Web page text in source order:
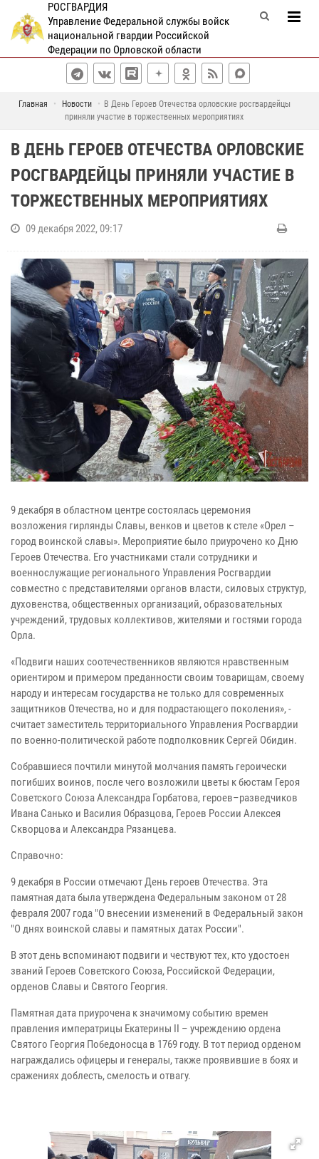
РОСГВАРДИЯ
Управление Федеральной службы войск
национальной гвардии Российской
Федерации по Орловской области
Главная Новости
В День Героев Отечества орловские росгвардейцы
приняли участие в торжественных мероприятиях
В ДЕНЬ ГЕРОЕВ ОТЕЧЕСТВА ОРЛОВСКИЕ
РОСГВАРДЕЙЦЫ ПРИНЯЛИ УЧАСТИЕ В
ТОРЖЕСТВЕННЫХ МЕРОПРИЯТИЯХ
09 декабря 2022, 09:17
9 декабря в областном центре состоялась церемония
возложения гирлянды Славы, венков и цветов к стеле «Орел –
город воинской славы». Мероприятие было приурочено ко Дню
Героев Отечества. Его участниками стали сотрудники и
военнослужащие регионального Управления Росгвардии
совместно с представителями органов власти, силовых структур,
духовенства, общественных организаций, образовательных
учреждений, трудовых коллективов, жителями и гостями города
Орла.
«Подвиги наших соотечественников являются нравственным
ориентиром и примером преданности своим товарищам, своему
народу и интересам государства не только для современных
защитников Отечества, но и для подрастающего поколения», -
считает заместитель территориального Управления Росгвардии
по военно-политической работе подполковник Сергей Обидин.
Собравшиеся почтили минутой молчания память героически
погибших воинов, после чего возложили цветы к бюстам Героя
Советского Союза Александра Горбатова, героев–разведчиков
Ивана Санько и Василия Образцова, Героев России Алексея
Скворцова и Александра Рязанцева.
Справочно:
9 декабря в России отмечают День героев Отечества. Эта
памятная дата была утверждена Федеральным законом от 28
февраля 2007 года "О внесении изменений в Федеральный закон
"О днях воинской славы и памятных датах России".
В этот день вспоминают подвиги и чествуют тех, кто удостоен
званий Героев Советского Союза, Российской Федерации,
орденов Славы и Святого Георгия.
Памятная дата приурочена к значимому событию времен
правления императрицы Екатерины II – учреждению ордена
Святого Георгия Победоносца в 1769 году. В тот период орденом
награждались офицеры и генералы, также проявившие в боях и
сражениях доблесть, смелость и отвагу.